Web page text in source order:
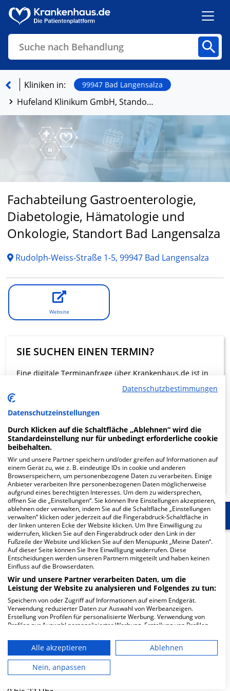
Suche nach Behandlung
Finden
Kliniken in: 99947 Bad Langensalza
Hufeland Klinikum GmbH, Standort Bad Langensalza
Fachabteilung Gastroenterologie,
Diabetologie, Hämatologie und
Onkologie, Standort Bad Langensalza
Rudolph-Weiss-Straße 1-5, 99947 Bad Langensalza
Website
SIE SUCHEN EINEN TERMIN?
Eine digitale Terminanfrage über Krankenhaus.de ist in
Beratung und Kontakt
KLINIKEN FINDEN
Start Für die Klinik Weitere Fachabteilungen
Herzlich Willkommen
Hufeland Klinikum GmbH, Standort Bad Langensalza in
der Rudolph-Weiss-Straße 1-5 ist ein kleines
Krankenhaus in Bad Langensalza. Mit einer Kapazität
von 195 Betten werden in den spezialisierten
Fachabteilungen pro Jahr etwa 8.170 medizinische Fälle
Weiterlesen
Besuchszeiten
Datenschutzbestimmungen
Datenschutzeinstellungen
Durch Klicken auf die Schaltfläche „Ablehnen“ wird die
Standardeinstellung nur für unbedingt erforderliche cookie
beibehalten.
Wir und unsere Partner speichern und/oder greifen auf Informationen auf
einem Gerät zu, wie z. B. eindeutige IDs in cookie und anderen
Browserspeichern, um personenbezogene Daten zu verarbeiten. Einige
Anbieter verarbeiten Ihre personenbezogenen Daten möglicherweise
aufgrund eines berechtigten Interesses. Um dem zu widersprechen,
öffnen Sie die „Einstellungen“. Sie können Ihre Einstellungen akzeptieren,
ablehnen oder verwalten, indem Sie auf die Schaltfläche „Einstellungen
verwalten“ klicken oder jederzeit auf die Fingerabdruck-Schaltfläche in
der linken unteren Ecke der Website klicken. Um Ihre Einwilligung zu
widerrufen, klicken Sie auf den Fingerabdruck oder den Link in der
Fußzeile der Website und klicken Sie auf den Menüpunkt „Meine Daten“.
Auf dieser Seite können Sie Ihre Einwilligung widerrufen. Diese
Entscheidungen werden unseren Partnern mitgeteilt und haben keinen
Einfluss auf die Browserdaten.
Wir und unsere Partner verarbeiten Daten, um die
Leistung der Website zu analysieren und Folgendes zu tun:
Speichern von oder Zugriff auf Informationen auf einem Endgerät.
Verwendung reduzierter Daten zur Auswahl von Werbeanzeigen.
Erstellung von Profilen für personalisierte Werbung. Verwendung von
Profilen zur Auswahl personalisierter Werbung. Erstellung von Profilen
personalisierter Inhalte. Messung der Werbeleistung. Messung der
Performance von Inhalten. Analyse von Zielgruppen durch Statistiken
oder Kombinationen von Daten aus verschiedenen Quellen. Entwicklung
und Verbesserung der Angebote. Verwendung reduzierter Daten zur
Auswahl von Inhalten.
Alle akzeptieren
Ablehnen
Nein, anpassen